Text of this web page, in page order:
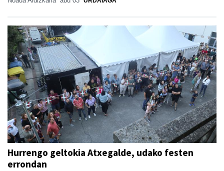
Hurrengo geltokia Atxegalde, udako festen
errondan